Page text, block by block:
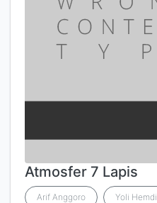
Atmosfer 7 Lapis
Arif Anggoro Yoli Hemdi